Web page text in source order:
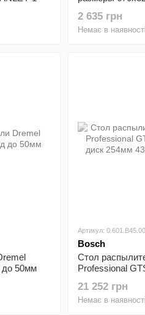
2 635 грн
Немає в наявності
до 50мм
Артикул:
Bosch
Стол
Professional
21 252 грн
Немає в наявності